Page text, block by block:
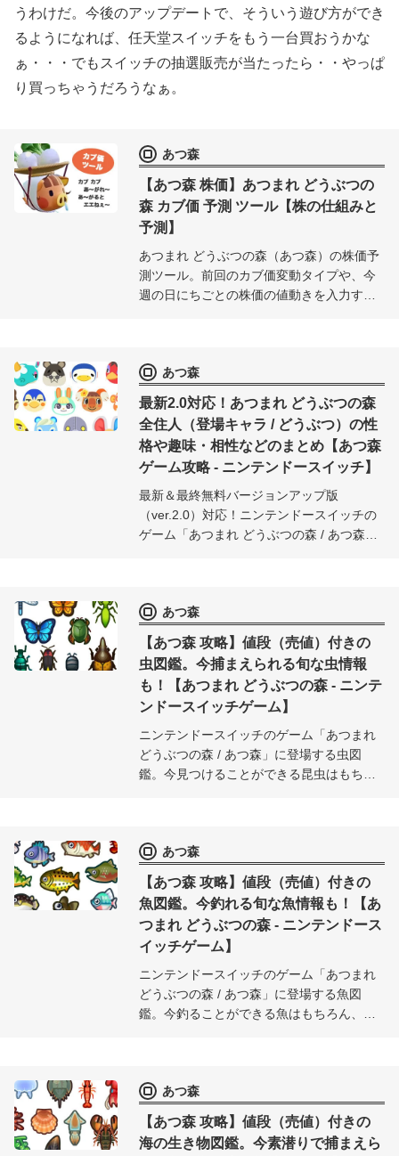
うわけだ。今後のアップデートで、そういう遊び方ができ
るようになれば、任天堂スイッチをもう一台買おうかな
ぁ・・・でもスイッチの抽選販売が当たったら・・やっぱ
り買っちゃうだろうなぁ。
あつ森
【あつ森 株価】あつまれ どうぶつの
森 カブ価 予測 ツール【株の仕組みと
予測】
あつまれ どうぶつの森（あつ森）の株価予
測ツール。前回のカブ価変動タイプや、今
週の日にちごとの株価の値動きを入力する
一目で分かります。
あつ森
最新2.0対応！あつまれ どうぶつの森
全住人（登場キャラ / どうぶつ）の性
格や趣味・相性などのまとめ【あつ森
ゲーム攻略 - ニンテンドースイッチ】
最新＆最終無料バージョンアップ版
（ver.2.0）対応！ニンテンドースイッチの
ゲーム「あつまれ どうぶつの森 / あつ森」
キャラの情報をデータベース化してお届
け。
あつ森
【あつ森 攻略】値段（売値）付きの
虫図鑑。今捕まえられる旬な虫情報
も！【あつまれ どうぶつの森 - ニンテ
ンドースイッチゲーム】
ニンテンドースイッチのゲーム「あつまれ
どうぶつの森 / あつ森」に登場する虫図
鑑。今見つけることができる昆虫はもちろ
あつ森
【あつ森 攻略】値段（売値）付きの
魚図鑑。今釣れる旬な魚情報も！【あ
つまれ どうぶつの森 - ニンテンドース
イッチゲーム】
ニンテンドースイッチのゲーム「あつまれ
どうぶつの森 / あつ森」に登場する魚図
鑑。今釣ることができる魚はもちろん、各
あつ森
【あつ森 攻略】値段（売値）付きの
海の生き物図鑑。今素潜りで捕まえら